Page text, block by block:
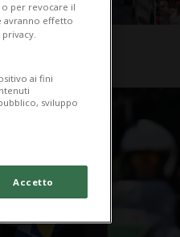
per revocare il
avranno effetto
ai fini
sviluppo
Accetto